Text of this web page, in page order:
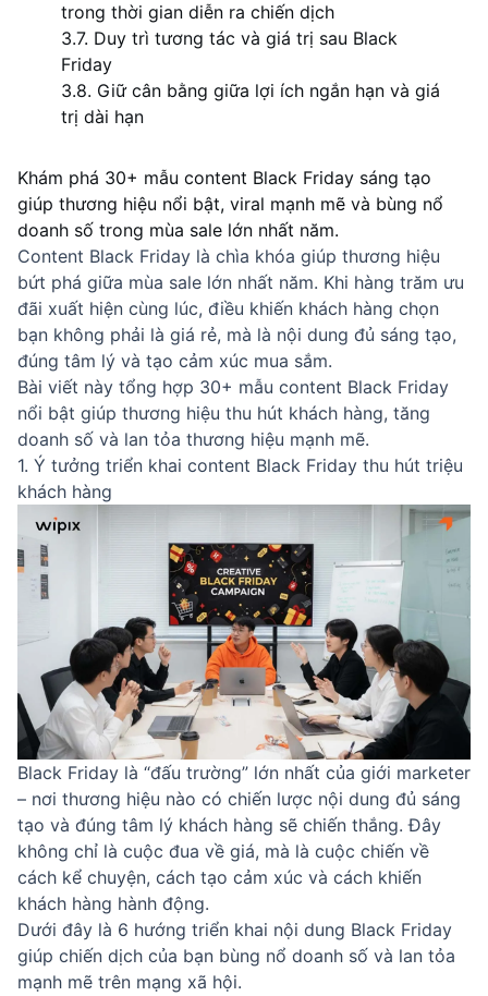
trong thời gian diễn ra chiến dịch
3.7. Duy trì tương tác và giá trị sau Black
Friday
3.8. Giữ cân bằng giữa lợi ích ngắn hạn và giá
trị dài hạn
Khám phá 30+ mẫu content Black Friday sáng tạo
giúp thương hiệu nổi bật, viral mạnh mẽ và bùng nổ
doanh số trong mùa sale lớn nhất năm.
Content Black Friday là chìa khóa giúp thương hiệu
bứt phá giữa mùa sale lớn nhất năm. Khi hàng trăm ưu
đãi xuất hiện cùng lúc, điều khiến khách hàng chọn
bạn không phải là giá rẻ, mà là nội dung đủ sáng tạo,
đúng tâm lý và tạo cảm xúc mua sắm.
Bài viết này tổng hợp 30+ mẫu content Black Friday
nổi bật giúp thương hiệu thu hút khách hàng, tăng
doanh số và lan tỏa thương hiệu mạnh mẽ.
1. Ý tưởng triển khai content Black Friday thu hút triệu
khách hàng
Black Friday là “đấu trường” lớn nhất của giới marketer
– nơi thương hiệu nào có chiến lược nội dung đủ sáng
tạo và đúng tâm lý khách hàng sẽ chiến thắng. Đây
không chỉ là cuộc đua về giá, mà là cuộc chiến về
cách kể chuyện, cách tạo cảm xúc và cách khiến
khách hàng hành động.
Dưới đây là 6 hướng triển khai nội dung Black Friday
giúp chiến dịch của bạn bùng nổ doanh số và lan tỏa
mạnh mẽ trên mạng xã hội.